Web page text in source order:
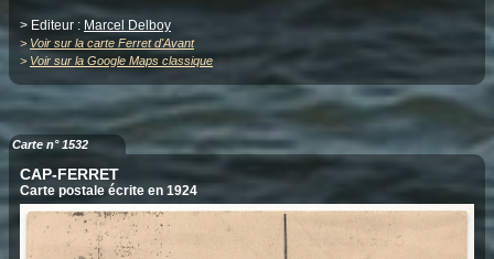
> Editeur : Marcel Delboy
> Voir sur la carte Ferret d'Avant
> Voir sur la Google Maps classique
Carte n° 1532
CAP-FERRET
Carte postale écrite en 1924